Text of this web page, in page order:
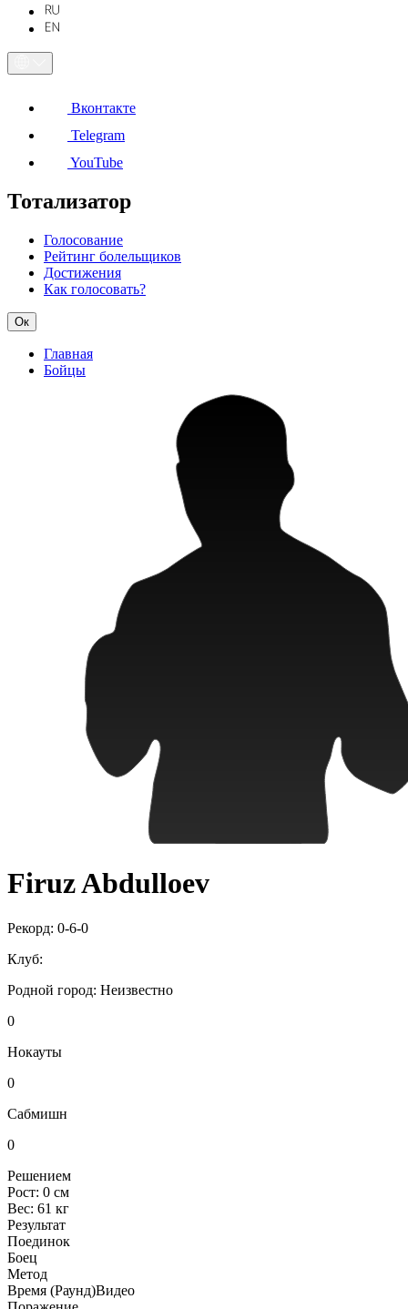
Вконтакте
Telegram
YouTube
Тотализатор
Голосование
Рейтинг болельщиков
Достижения
Как голосовать?
Ок
Главная
Бойцы
Firuz Abdulloev
Рекорд: 0-6-0
Клуб:
Родной город: Неизвестно
0
Нокауты
0
Сабмишн
0
Решением
Рост: 0 см
Вес: 61 кг
Результат
Поединок
Боец
Метод
Время (Раунд)Видео